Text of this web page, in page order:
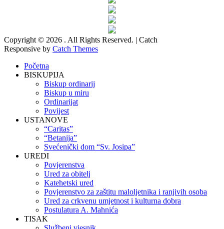
Copyright © 2026 . All Rights Reserved. | Catch
Responsive by Catch Themes
Početna
BISKUPIJA
Biskup ordinarij
Biskup u miru
Ordinarijat
Povijest
USTANOVE
“Caritas”
“Betanija”
Svećenički dom “Sv. Josipa”
UREDI
Povjerenstva
Ured za obitelj
Katehetski ured
Povjerenstvo za zaštitu maloljetnika i ranjivih osoba
Ured za crkvenu umjetnost i kulturna dobra
Postulatura A. Mahnića
TISAK